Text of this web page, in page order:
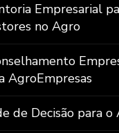
Empresarial
no Agro
AgroEmpresas
de Decisão para o